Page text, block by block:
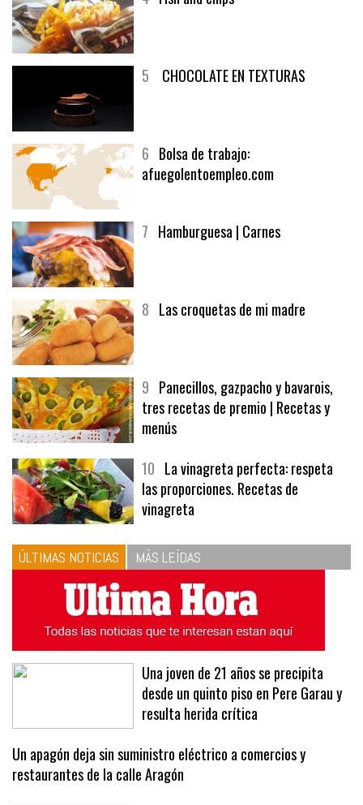
5 CHOCOLATE EN TEXTURAS
6 Bolsa de trabajo:
afuegolentoempleo.com
7 Hamburguesa | Carnes
8 Las croquetas de mi madre
9 Panecillos, gazpacho y bavarois,
tres recetas de premio | Recetas y
menús
10 La vinagreta perfecta: respeta
las proporciones. Recetas de
vinagreta
ÚLTIMAS NOTICIAS MÁS LEÍDAS
Una joven de 21 años se precipita
desde un quinto piso en Pere Garau y
resulta herida crítica
Un apagón deja sin suministro eléctrico a comercios y
restaurantes de la calle Aragón